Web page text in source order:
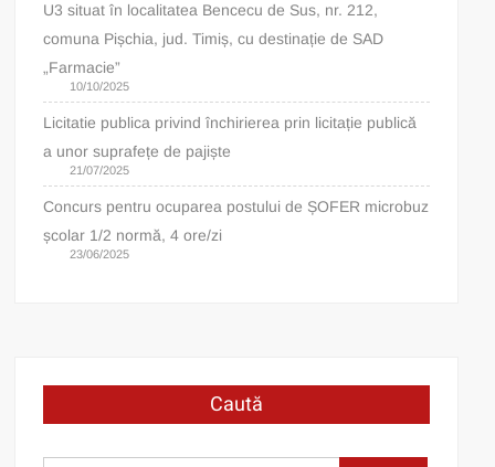
U3 situat în localitatea Bencecu de Sus, nr. 212,
comuna Pișchia, jud. Timiș, cu destinație de SAD
„Farmacie”
10/10/2025
Licitatie publica privind închirierea prin licitație publică
a unor suprafețe de pajiște
21/07/2025
Concurs pentru ocuparea postului de ȘOFER microbuz
școlar 1/2 normă, 4 ore/zi
23/06/2025
Caută